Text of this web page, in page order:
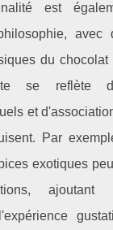
est
avec
du
se reflète
et
Par
exotiques
ajoutant